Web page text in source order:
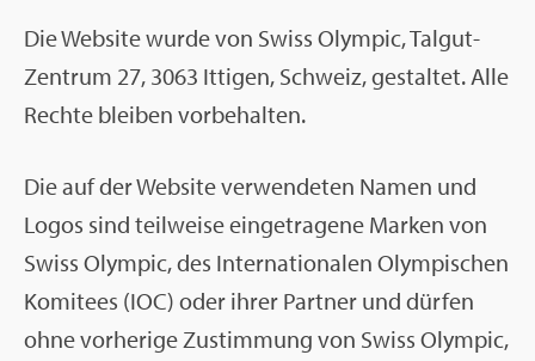
Die Web­site wurde von Swiss Olym­pic, Tal­gut-
Zen­trum 27, 3063 It­ti­gen, Schweiz, ge­stal­tet. Alle
Rech­te blei­ben vor­be­hal­ten.
Die auf der Web­site ver­wen­de­ten Namen und
Logos sind teil­wei­se ein­ge­tra­ge­ne Mar­ken von
Swiss Olym­pic, des In­ter­na­tio­na­len Olym­pi­schen
Ko­mi­tees (IOC) oder ihrer Part­ner und dür­fen
ohne vor­he­ri­ge Zu­stim­mung von Swiss Olym­pic,